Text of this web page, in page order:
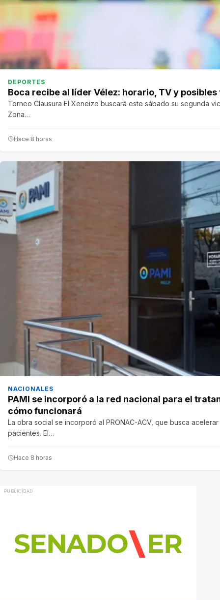
DEPORTES
Boca recibe al líder Vélez: horario, TV y
Torneo Clausura El Xeneize buscará este sábado su segunda
Zona…
Hace 8 horas
NACIONALES
PAMI se incorporó a la red nacional para el
cómo funcionará
La obra social se incorporó al PRONAC-ACV, que busca
pacientes. El…
Hace 8 horas